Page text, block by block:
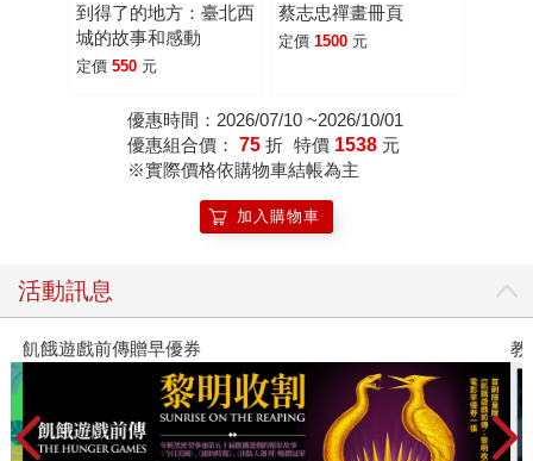
到得了的地方：臺北西
城的故事和感動
定價 550 元
蔡志忠禪畫冊頁
定價 1500 元
優惠時間：2026/07/10 ~2026/10/01
優惠組合價： 75 折 特價 1538 元
※實際價格依購物車結帳為主
加入購物車
活動訊息
飢餓遊戲前傳贈早優券 教